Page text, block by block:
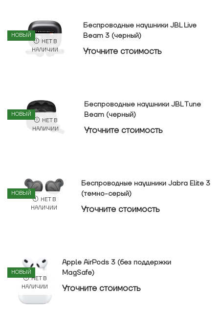
НОВЫЙ
НЕТ В
НАЛИЧИИ
Беспроводные наушники JBL Live
Beam 3 (черный)
Уточнитe стоимость
НОВЫЙ
НЕТ В
НАЛИЧИИ
Беспроводные наушники JBL Tune
Beam (черный)
Уточнитe стоимость
НОВЫЙ
НЕТ В
НАЛИЧИИ
Беспроводные наушники Jabra Elite 3
(темно-серый)
Уточнитe стоимость
НОВЫЙ
НЕТ В
НАЛИЧИИ
Apple AirPods 3 (без поддержки
MagSafe)
Уточнитe стоимость